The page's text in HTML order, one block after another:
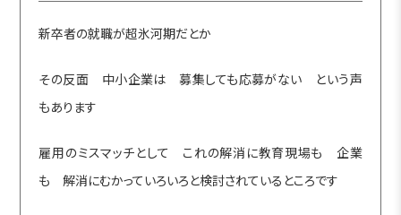
新卒者の就職が超氷河期だとか
その反面 中小企業は 募集しても応募がない という声
もあります
雇用のミスマッチとして これの解消に教育現場も 企業
も 解消にむかっていろいろと検討されているところです